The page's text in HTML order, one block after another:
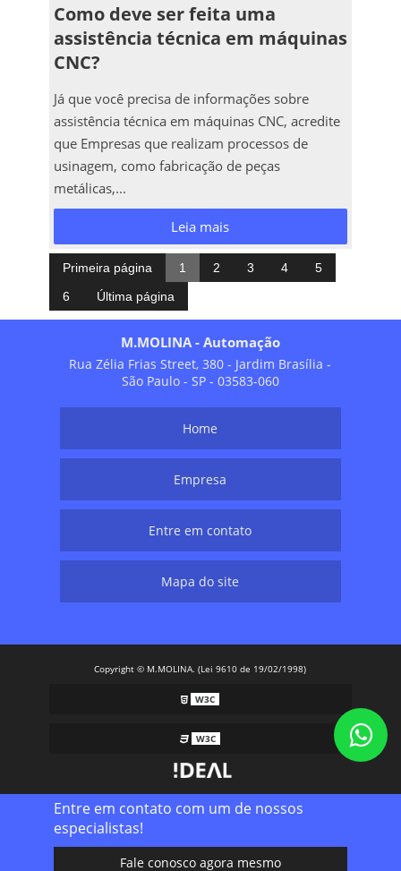
Entre em contato com um de nossos
especialistas!
Fale conosco agora mesmo
Como deve ser feita uma
assistência técnica em máquinas
CNC?
Já que você precisa de informações sobre
assistência técnica em máquinas CNC, acredite
que Empresas que realizam processos de
usinagem, como fabricação de peças
metálicas,...
Leia mais
Primeira página 1 2 3 4
5
6
Última página
M.MOLINA - Automação
Rua Zélia Frias Street, 380 - Jardim Brasília -
São Paulo - SP - 03583-060
Home
Empresa
Entre em contato
Mapa do site
Copyright © M.MOLINA. (Lei 9610 de 19/02/1998)
W3C
W3C